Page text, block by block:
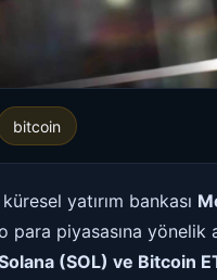
bitcoin
yatırım bankası
para piyasasına yönelik
(SOL) ve Bitcoin